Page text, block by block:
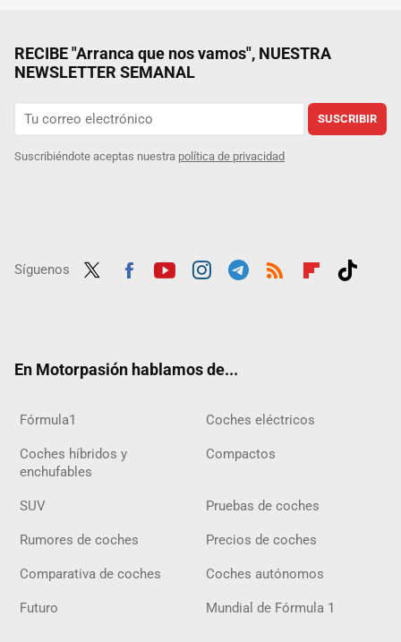
RECIBE "Arranca que nos vamos", NUESTRA
NEWSLETTER SEMANAL
SUSCRIBIR
Suscribiéndote aceptas nuestra política de privacidad
Síguenos
En Motorpasión hablamos de...
Fórmula1 Coches eléctricos
Coches híbridos y
enchufables
Compactos
SUV Pruebas de coches
Rumores de coches Precios de coches
Comparativa de coches Coches autónomos
Futuro Mundial de Fórmula 1